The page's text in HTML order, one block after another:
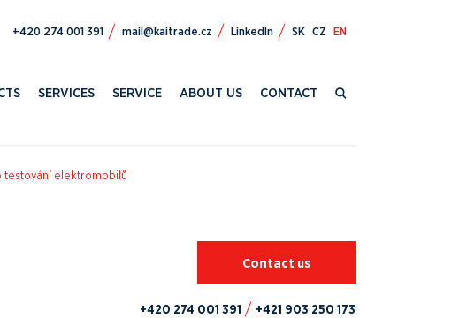
193 100 472 024+ zc.edartiak@liam LinkedIn SK CZ EN
SERVICES SERVICE ABOUT US CONTACT
testování elektromobilů
Contact us
+420 274 001 391 +421 903 250 173